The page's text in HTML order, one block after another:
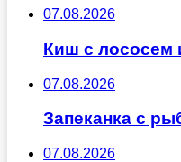
07.08.2026
Киш с лососем
07.08.2026
Запеканка с
07.08.2026